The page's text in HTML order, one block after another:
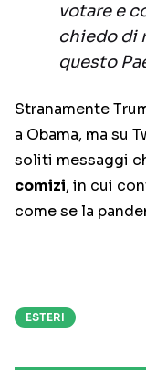
votare e
chiedo di
questo
Stranamente
a Obama, ma su
soliti messaggi
comizi, in cui
come se la
ESTERI